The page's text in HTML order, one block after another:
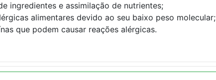
ingredientes e assimilação de nutrientes;
alimentares devido ao seu baixo peso molecular;
que podem causar reações alérgicas.